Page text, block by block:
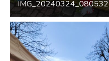
IMG_20240324_080532